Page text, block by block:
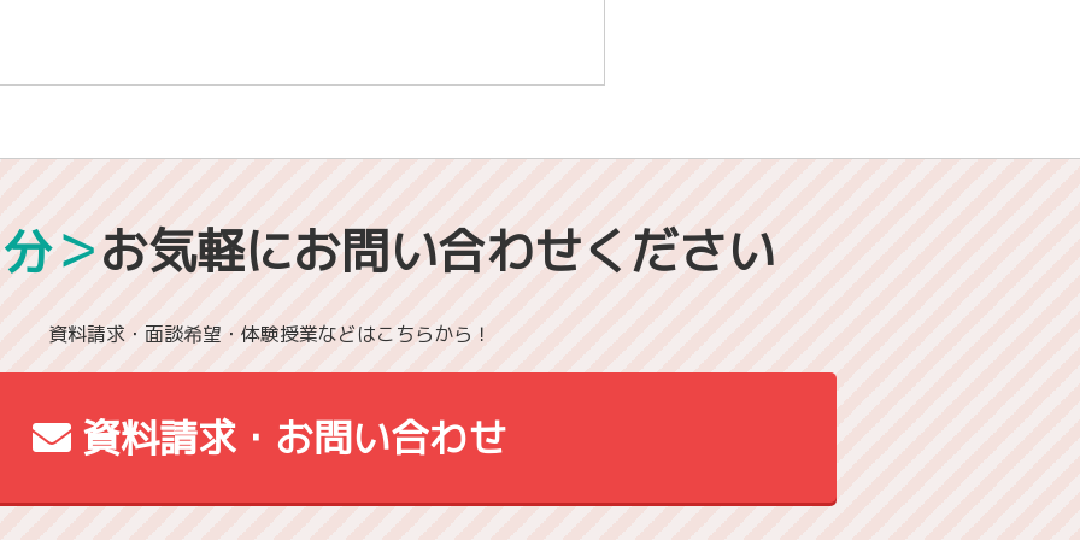
＞お気軽にお問い合わせください
資料請求・面談希望・体験授業などはこちらから！
資料請求・お問い合わせ